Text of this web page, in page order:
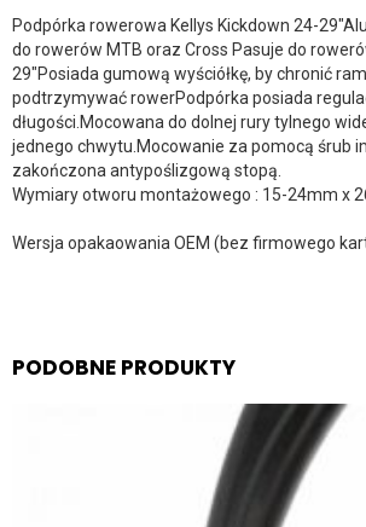
Podpórka rowerowa Kellys Kickdown 24-
do rowerów MTB oraz Cross Pasuje do
29″Posiada gumową wyściółkę, by chronić
podtrzymywać rowerPodpórka posiada
długości.Mocowana do dolnej rury tylnego
jednego chwytu.Mocowanie za pomocą śrub
zakończona antypoślizgową stopą.
Wymiary otworu montażowego : 15-24mm x
Wersja opakaowania OEM (bez firmowego
PODOBNE PRODUKTY